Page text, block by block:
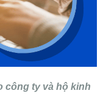
công ty và hộ kinh